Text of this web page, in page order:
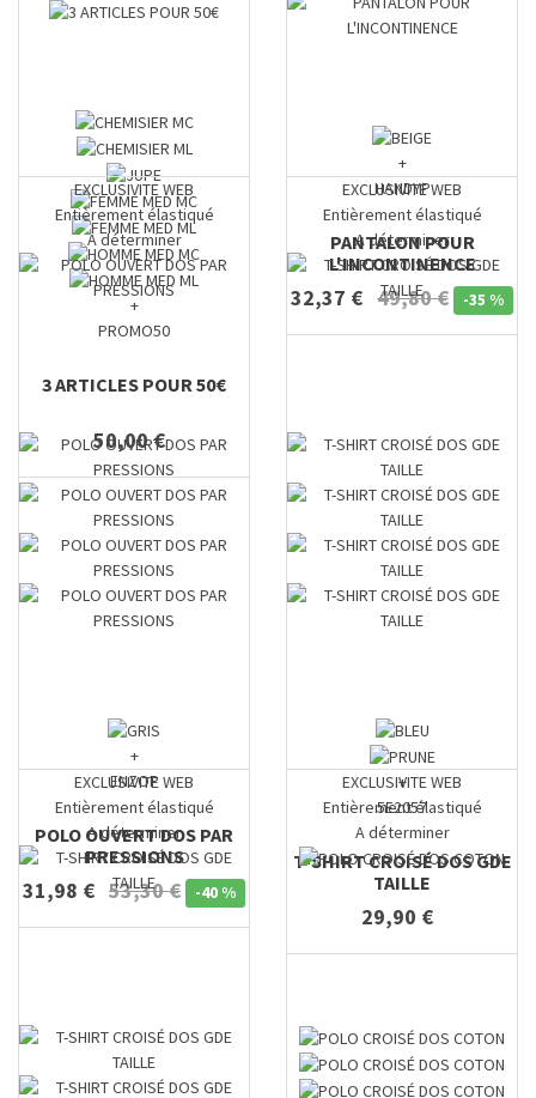
+
PROMO50
3 ARTICLES POUR 50€
50,00 €
+
HANDYP
PANTALON POUR
L'INCONTINENCE
32,37 € 49,80 € -35 %
EXCLUSIVITE WEB
Entièrement élastiqué
A déterminer
+
ENZOP
POLO OUVERT DOS PAR
PRESSIONS
31,98 € 53,30 € -40 %
EXCLUSIVITE WEB
Entièrement élastiqué
A déterminer
+
5E2057
T-SHIRT CROISÉ DOS GDE
TAILLE
29,90 €
EXCLUSIVITE WEB
Entièrement élastiqué
A déterminer
EXCLUSIVITE WEB
Entièrement élastiqué
A déterminer